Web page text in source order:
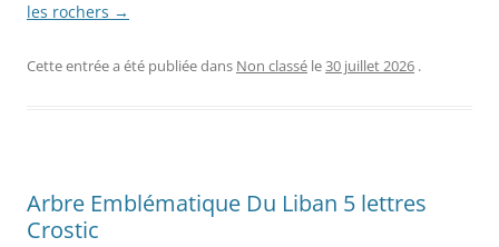
les rochers →
Cette entrée a été publiée dans Non classé le30 juillet 2026 .
Arbre Emblématique Du Liban 5 lettres
Crostic